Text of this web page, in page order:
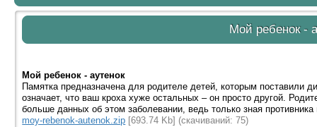
Мой ребенок -
Мой ребенок - аутенок
Памятка предназначена для родителе детей, которым поставили
означает, что ваш кроха хуже остальных – он просто другой.
больше данных об этом заболевании, ведь только зная
moy-rebenok-autenok.zip [693.74 Kb] (cкачиваний: 75)